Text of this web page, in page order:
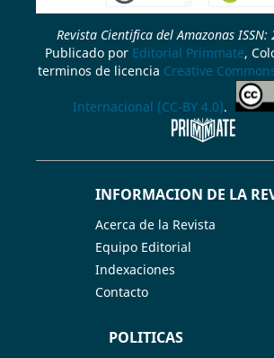
Revista Cientifica del Amazonas ISSN:
Publicado por Editorial Primmate,
terminos de licencia Creative
Internacional (CC-BY 4.0).
INFORMACION DE LA
Acerca de la Revista
Equipo Editorial
Indexaciones
Contacto
POLITICAS